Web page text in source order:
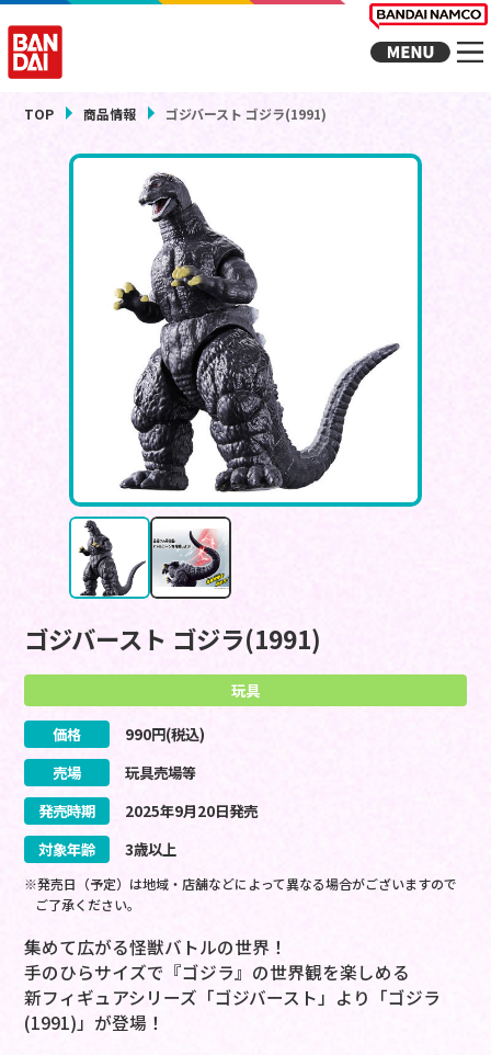
TOP 商品情報 ゴジバースト ゴジラ(1991)
ゴジバースト ゴジラ(1991)
玩具
価格 990円(税込)
売場
玩具売場等
発売時期
2025年9月20日発売
対象年齢
3歳以上
※発売日（予定）は地域・店舗などによって異なる場合がございますので
ご了承ください。
集めて広がる怪獣バトルの世界！
手のひらサイズで『ゴジラ』の世界観を楽しめる
新フィギュアシリーズ「ゴジバースト」より「ゴジラ
(1991)」が登場！